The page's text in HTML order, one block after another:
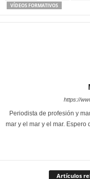
VÍDEOS FORMATIVOS
https://
Periodista de profesión y
mar y el mar y el mar.
Artículos